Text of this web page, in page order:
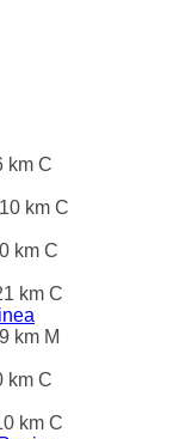
km C
km C
km C
km C
km M
km C
km C